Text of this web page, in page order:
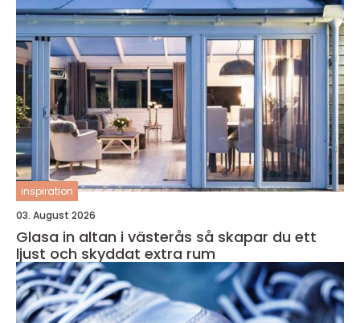
inspiration
03. August 2026
Glasa in altan i västerås så skapar du ett
ljust och skyddat extra rum